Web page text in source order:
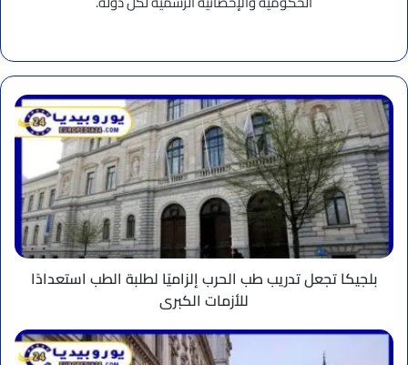
بلجيكا
تجعل
تدريب
طب
الحرب
إلزاميًا
لطلبة
الطب
استعدادًا
للأزمات
الكبرى
بلجيكا تجعل تدريب طب الحرب إلزاميًا لطلبة الطب استعدادًا
للأزمات الكبرى
بريطانيا